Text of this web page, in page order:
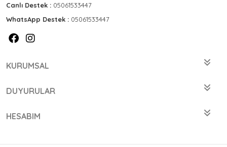
Canlı Destek : 05061533447
WhatsApp Destek : 05061533447
KURUMSAL
DUYURULAR
HESABIM